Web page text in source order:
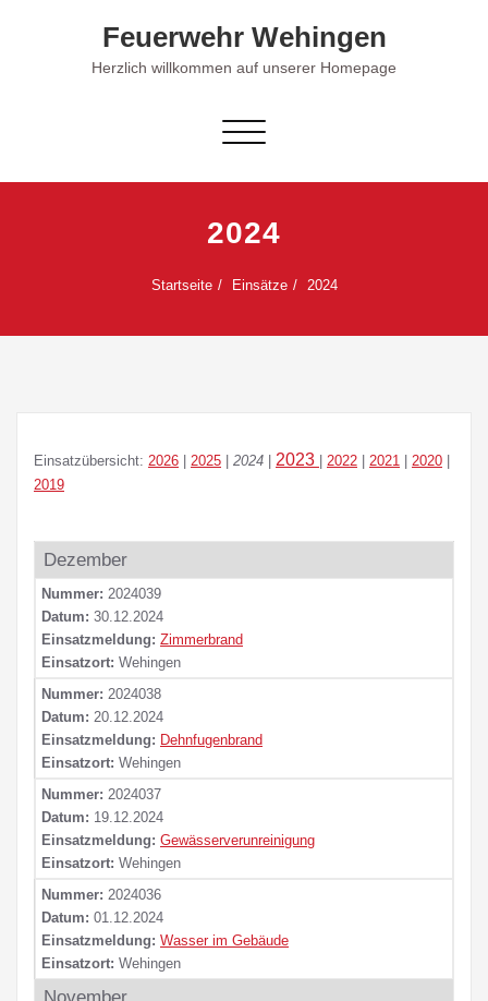
Feuerwehr Wehingen
Herzlich willkommen auf unserer Homepage
Schalte
2024
Startseite Einsätze 2024
Einsatzübersicht: 2026 2025 2024 2023 2022 2021 2020
2019
Dezember
Nummer: 2024039
Datum: 30.12.2024
Einsatzmeldung: Zimmerbrand
Einsatzort: Wehingen
Nummer: 2024038
Datum: 20.12.2024
Einsatzmeldung: Dehnfugenbrand
Einsatzort: Wehingen
Nummer: 2024037
Datum: 19.12.2024
Einsatzmeldung: Gewässerverunreinigung
Einsatzort: Wehingen
Nummer: 2024036
Datum: 01.12.2024
Einsatzmeldung: Wasser im Gebäude
Einsatzort: Wehingen